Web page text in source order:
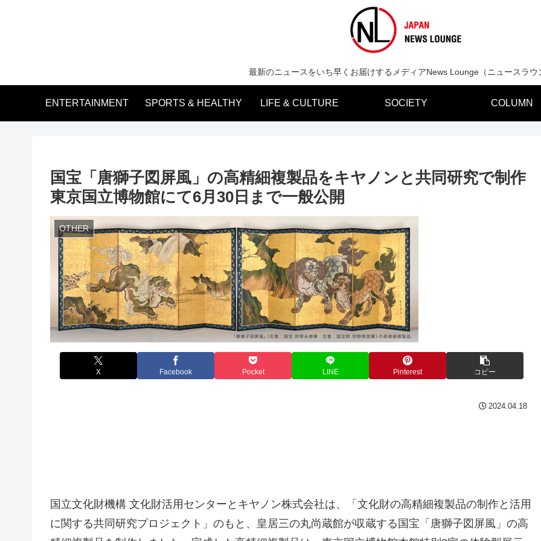
最新のニュースをいち早くお届けするメディアNews Lounge（ニュースラウ
ENTERTAINMENT SPORTS & HEALTHY LIFE & CULTURE SOCIETY COLUMN
国宝「唐獅子図屏風」の高精細複製品をキヤノンと共同研究で制作
東京国立博物館にて6月30日まで一般公開
OTHER
X Facebook Pocket LINE Pinterest コピー
2024.04.18
国立文化財機構 文化財活用センターとキヤノン株式会社は、「文化財の高精細複製品の制作と活用
に関する共同研究プロジェクト」のもと、皇居三の丸尚蔵館が収蔵する国宝「唐獅子図屏風」の高